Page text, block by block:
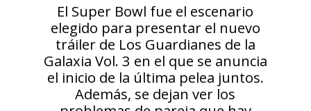
El Super Bowl fue el escenario
elegido para presentar el nuevo
tráiler de Los Guardianes de la
Galaxia Vol. 3 en el que se anuncia
el inicio de la última pelea juntos.
Además, se dejan ver los